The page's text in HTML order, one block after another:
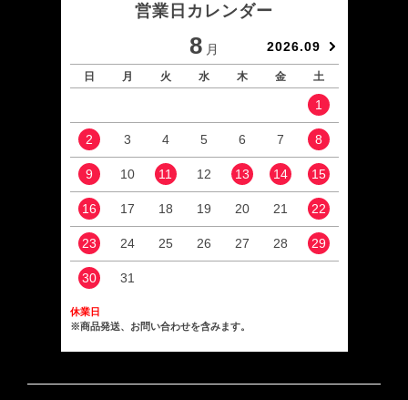
営業日カレンダー
8 月 2026.09
日 月 火 水 木 金 土
1
2 3 4 5 6 7 8
9 10 11 12 13 14 15
16 17 18 19 20 21 22
23 24 25 26 27 28 29
30 31
休業日
※商品発送、お問い合わせを含みます。